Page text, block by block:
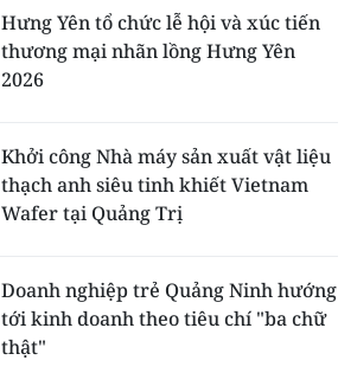
Hưng Yên tổ chức lễ hội và xúc tiến
thương mại nhãn lồng Hưng Yên
2026
Khởi công Nhà máy sản xuất vật liệu
thạch anh siêu tinh khiết Vietnam
Wafer tại Quảng Trị
Doanh nghiệp trẻ Quảng Ninh hướng
tới kinh doanh theo tiêu chí "ba chữ
thật"